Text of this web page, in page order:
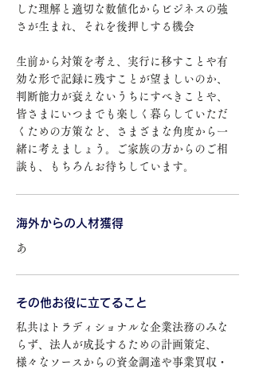
した理解と適切な数値化からビジネスの強
さが生まれ、それを後押しする機会
生前から対策を考え、実行に移すことや有
効な形で記録に残すことが望ましいのか、
判断能力が衰えないうちにすべきことや、
皆さまにいつまでも楽しく暮らしていただ
くための方策など、さまざまな角度から一
緒に考えましょう。ご家族の方からのご相
談も、もちろんお待ちしています。
海外からの人材獲得
​あ
その他お役に立てること
私共はトラディショナルな企業法務のみな
らず、法人が成長するための計画策定、
様々なソースからの資金調達や事業買収・